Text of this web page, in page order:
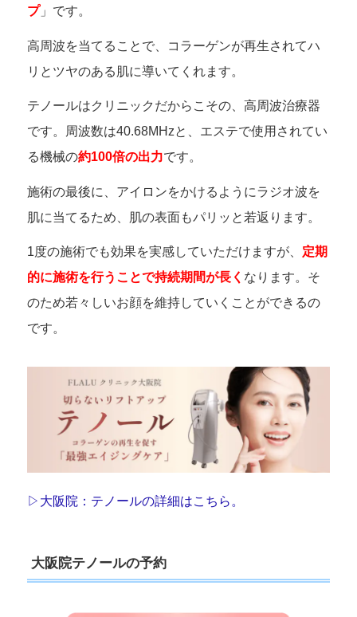
プ」です。
高周波を当てることで、コラーゲンが再生されてハ
リとツヤのある肌に導いてくれます。
テノールはクリニックだからこその、高周波治療器
です。周波数は40.68MHzと、エステで使用されてい
る機械の約100倍の出力です。
施術の最後に、アイロンをかけるようにラジオ波を
肌に当てるため、肌の表面もパリッと若返ります。
1度の施術でも効果を実感していただけますが、 定期
的に施術を行うことで持続期間が長く なります。そ
のため若々しいお顔を維持していくことができるの
です。
▷大阪院：テノールの詳細はこちら。
大阪院テノールの予約